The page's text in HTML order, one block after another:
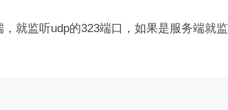
就监听udp的323端口，如果是服务端就监